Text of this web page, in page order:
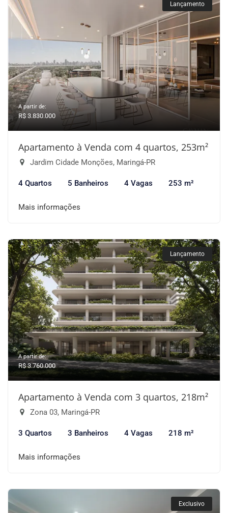
Lançamento
A partir de:
R$ 3.830.000
Apartamento à Venda com 4 quartos, 253m²
Jardim Cidade Monções, Maringá-PR
4 Quartos 5 Banheiros 4 Vagas 253 m²
Mais informações
Lançamento
A partir de:
R$ 3.760.000
Apartamento à Venda com 3 quartos, 218m²
Zona 03, Maringá-PR
3 Quartos 3 Banheiros 4 Vagas 218 m²
Mais informações
Exclusivo